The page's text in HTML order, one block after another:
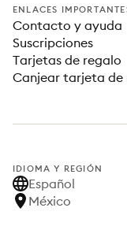
ENLACES
Contacto y ayuda
Suscripciones
Tarjetas de regalo
Canjear tarjeta de
IDIOMA Y REGIÓN
Español
México